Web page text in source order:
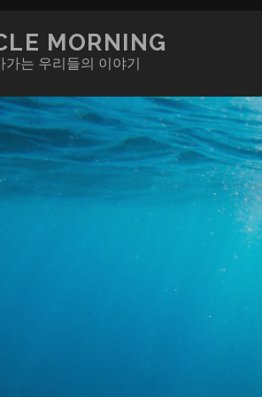
MORNING
가는 우리들의 이야기